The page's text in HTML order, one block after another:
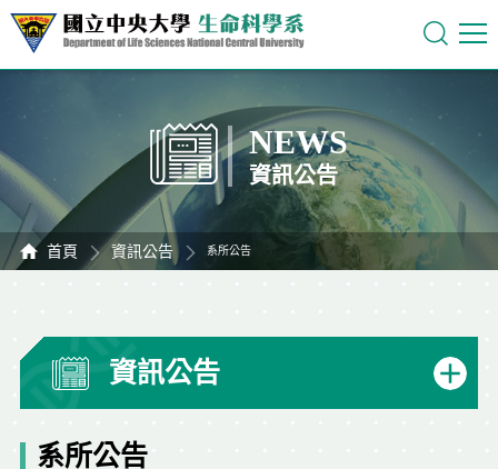
NEWS
資訊公告
首頁 資訊公告 系所公告
資訊公告
系所公告